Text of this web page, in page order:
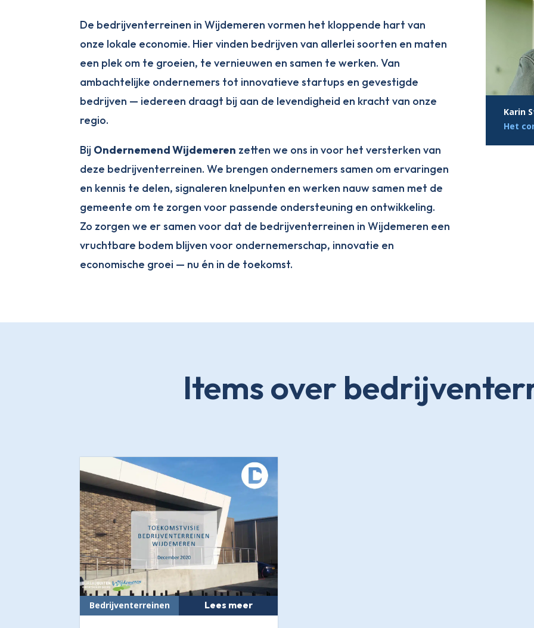
De bedrijventerreinen in Wijdemeren vormen het kloppende hart van
onze lokale economie. Hier vinden bedrijven van allerlei soorten en maten
een plek om te groeien, te vernieuwen en samen te werken. Van
ambachtelijke ondernemers tot innovatieve startups en gevestigde
bedrijven — iedereen draagt bij aan de levendigheid en kracht van onze
regio.
Bij Ondernemend Wijdemeren zetten we ons in voor het versterken van
deze bedrijventerreinen. We brengen ondernemers samen om ervaringen
en kennis te delen, signaleren knelpunten en werken nauw samen met de
gemeente om te zorgen voor passende ondersteuning en ontwikkeling.
Zo zorgen we er samen voor dat de bedrijventerreinen in Wijdemeren een
vruchtbare bodem blijven voor ondernemerschap, innovatie en
economische groei — nu én in de toekomst.
Karin
Het
Items over
Lees meer